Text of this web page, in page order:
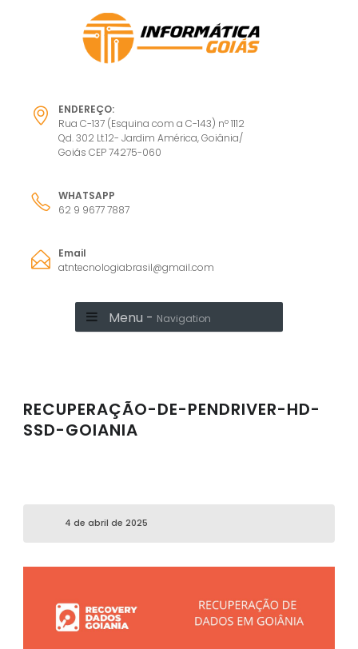
ENDEREÇO:
Rua C-137 (Esquina com a C-143) nº 1112
Qd. 302 Lt.12- Jardim América, Goiânia/
Goiás CEP 74275-060
WHATSAPP
62 9 9677 7887
Email
atntecnologiabrasil@gmail.com
Menu - Navigation
RECUPERAÇÃO-DE-PENDRIVER-HD-
SSD-GOIANIA
4 de abril de 2025